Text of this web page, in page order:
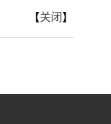
【关闭】